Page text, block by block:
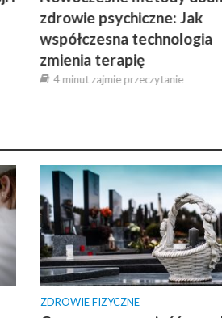
zdrowie psychiczne: Jak
współczesna technologia
zmienia terapię
4 minut zajmie przeczytanie
ZDROWIE FIZYCZNE